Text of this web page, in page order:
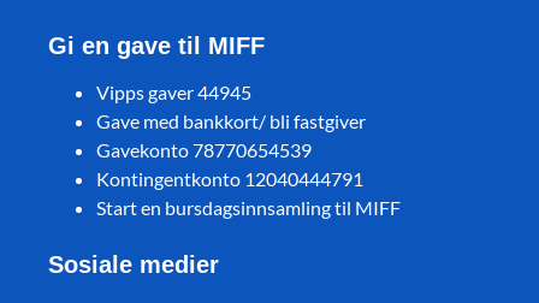
Gi en gave til MIFF
Vipps gaver 44945
Gave med bankkort/ bli fastgiver
Gavekonto 78770654539
Kontingentkonto 12040444791
Start en bursdagsinnsamling til MIFF
Sosiale medier